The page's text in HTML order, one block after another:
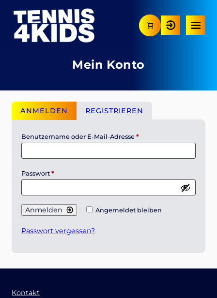
Inhalt
springen
Mein Konto
ANMELDEN REGISTRIEREN
Benutzername oder E-Mail-Adresse *
Passwort *
Angemeldet bleiben
Anmelden
Passwort vergessen?
Kontakt